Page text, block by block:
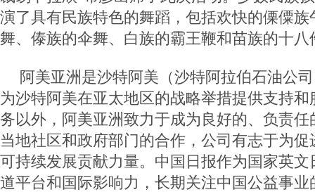
演了具有民族特色的舞蹈，包括欢快的傈僳
舞、傣族的伞舞、白族的霸王鞭和苗族的十
阿美亚洲是沙特阿美（沙特阿拉伯石油公
为沙特阿美在亚太地区的战略举措提供支持
务以外，阿美亚洲致力于成为良好的、负责
当地社区和政府部门的合作，公司有志于为
可持续发展贡献力量。中国日报作为国家英
道平台和国际影响力，长期关注中国公益事